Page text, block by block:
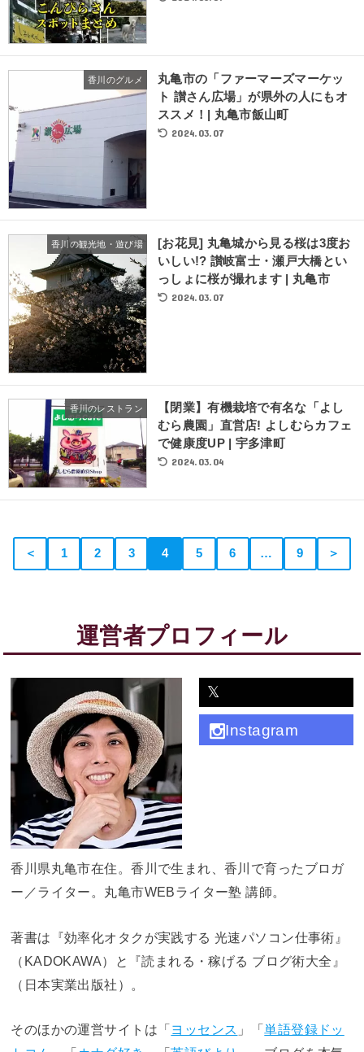
香川のグルメ
丸亀市の「ファーマーズマーケッ
ト 讃さん広場」が県外の人にもオ
ススメ！| 丸亀市飯山町
2024.03.07
香川の観光地・遊び場
[お花見] 丸亀城から見る桜は3度お
いしい!? 讃岐富士・瀬戸大橋とい
っしょに桜が撮れます | 丸亀市
2024.03.07
香川のレストラン
【閉業】有機栽培で有名な「よし
むら農園」直営店! よしむらカフェ
で健康度UP | 宇多津町
2024.03.04
＜ 1 2 3 4 5 6 … 9 ＞
運営者プロフィール
𝕏
Instagram
香川県丸亀市在住。香川で生まれ、香川で育ったブロガ
ー／ライター。丸亀市WEBライター塾 講師。
著書は『効率化オタクが実践する 光速パソコン仕事術』
（KADOKAWA）と『読まれる・稼げる ブログ術大全』
（日本実業出版社）。
そのほかの運営サイトは「ヨッセンス 」「単語登録ドッ